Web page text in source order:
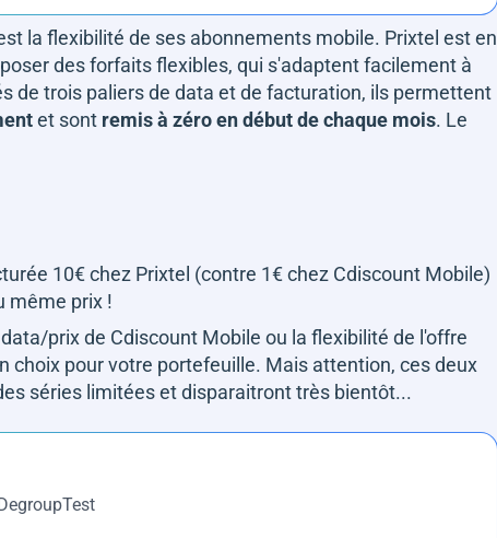
la flexibilité de ses abonnements mobile. Prixtel est en
des forfaits flexibles, qui s'adaptent facilement à
de trois paliers de data et de facturation, ils permettent
et sont remis à zéro en début de chaque mois. Le
10€ chez Prixtel (contre 1€ chez Cdiscount Mobile)
même prix !
prix de Cdiscount Mobile ou la flexibilité de l'offre
choix pour votre portefeuille. Mais attention, ces deux
séries limitées et disparaitront très bientôt...